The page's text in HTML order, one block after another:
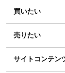
買いたい
売りたい
サイトコンテン